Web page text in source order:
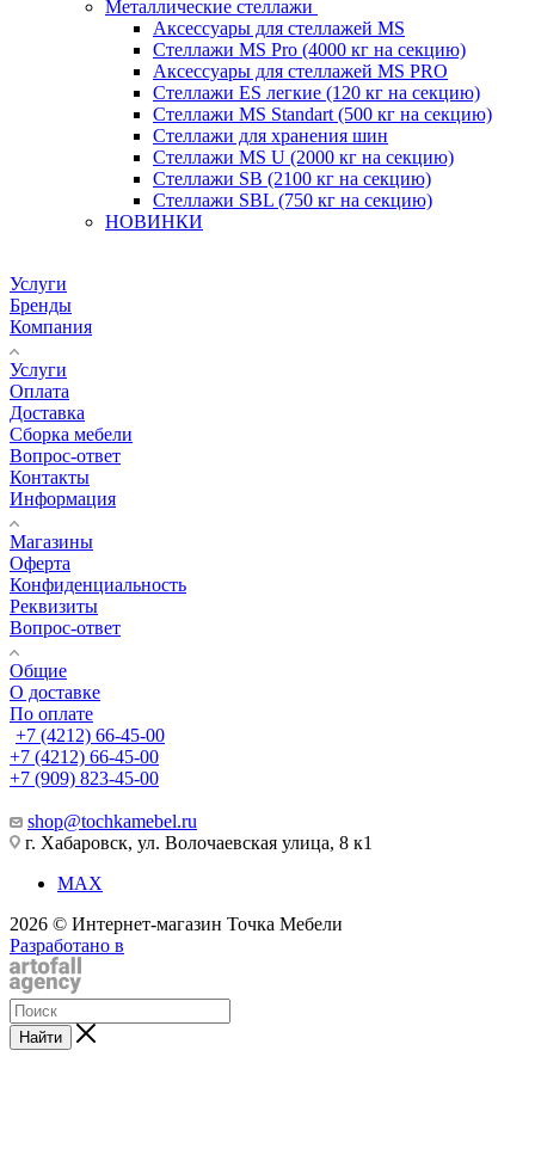
Металлические стеллажи
Аксессуары для стеллажей MS
Стеллажи MS Pro (4000 кг на секцию)
Аксессуары для стеллажей MS PRO
Стеллажи ES легкие (120 кг на секцию)
Стеллажи MS Standart (500 кг на секцию)
Стеллажи для хранения шин
Стеллажи MS U (2000 кг на секцию)
Стеллажи SB (2100 кг на секцию)
Стеллажи SBL (750 кг на секцию)
НОВИНКИ
Услуги
Бренды
Компания
Услуги
Оплата
Доставка
Сборка мебели
Вопрос-ответ
Контакты
Информация
Магазины
Оферта
Конфиденциальность
Реквизиты
Вопрос-ответ
Общие
О доставке
По оплате
+7 (4212) 66-45-00
+7 (4212) 66-45-00
+7 (909) 823-45-00
shop@tochkamebel.ru
г. Хабаровск, ул. Волочаевская улица, 8 к1
MAX
2026 © Интернет-магазин Точка Мебели
Разработано в
Найти